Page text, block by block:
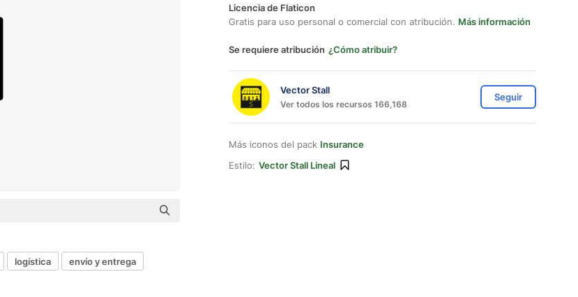
Licencia de Flaticon
Gratis para uso personal o comercial con atribución. Más información
Se requiere atribución ¿Cómo atribuir?
Vector Stall
Ver todos los recursos 166,168
Seguir
Más iconos del pack Insurance
Estilo: Vector Stall Lineal
logística envío y entrega